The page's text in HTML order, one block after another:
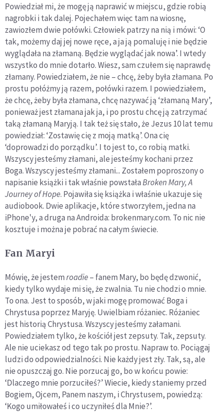
Powiedział mi, że mogę ją naprawić w miejscu, gdzie robią
nagrobki i tak dalej. Pojechałem więc tam na wiosnę,
zawiozłem dwie połówki. Człowiek patrzy na nią i mówi: ‘O
tak, możemy daj jej nowe ręce, a ja ją pomaluję i nie będzie
wyglądała na złamaną. Będzie wyglądać jak nowa’. I wtedy
wszystko do mnie dotarło. Wiesz, sam czułem się naprawdę
złamany. Powiedziałem, że nie – chcę, żeby była złamana. Po
prostu połóżmy ją razem, połówki razem. I powiedziałem,
że chcę, żeby była złamana, chcę nazywać ją ‘złamaną Mary’,
ponieważ jest złamana jak ja, i po prostu chcę ją zatrzymać
taką złamaną Maryją. I tak też się stało, że Jezus 10 lat temu
powiedział: ‘Zostawię cię z moją matką’. Ona cię
‘doprowadzi do porządku’. I to jest to, co robią matki.
Wszyscy jesteśmy złamani, ale jesteśmy kochani przez
Boga. Wszyscy jesteśmy złamani... Zostałem poproszony o
napisanie książki i tak właśnie powstałaBroken Mary, A
Journey of Hope. Pojawiła się książka i właśnie ukazuje się
audiobook. Dwie aplikacje, które stworzyłem, jedna na
iPhone'y, a druga na Androida: brokenmary.com. To nic nie
kosztuje i można je pobrać na całym świecie.
Fan Maryi
Mówię, że jestemroadie– fanem Mary, bo będę dzwonić,
kiedy tylko wydaje mi się, że zwalnia. Tu nie chodzi o mnie.
To ona. Jest to sposób, w jaki mogę promować Boga i
Chrystusa poprzez Maryję. Uwielbiam różaniec. Różaniec
jest historią Chrystusa. Wszyscy jesteśmy załamani.
Powiedziałem tylko, że kościół jest zepsuty. Tak, zepsuty.
Ale nie uciekasz od tego tak po prostu. Napraw to. Pociągaj
ludzi do odpowiedzialności. Nie każdy jest zły. Tak, są, ale
nie opuszczaj go. Nie porzucaj go, bo w końcu powie:
‘Dlaczego mnie porzuciłeś?’ Wiecie, kiedy staniemy przed
Bogiem, Ojcem, Panem naszym, i Chrystusem, powiedzą:
‘Kogo umiłowałeś i co uczyniłeś dla Mnie?’.